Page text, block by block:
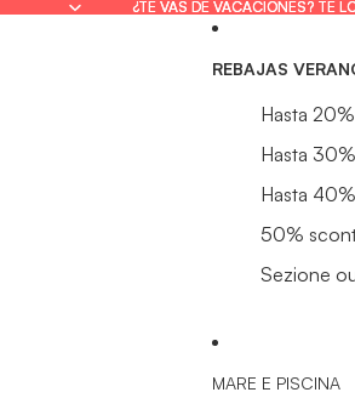
¿TE VAS DE VACACIONES? TE
¿TE VAS DE VACACIONES? TE
REBAJAS
Hasta
Hasta
Hasta
50%
Sezione
MARE E PISCINA